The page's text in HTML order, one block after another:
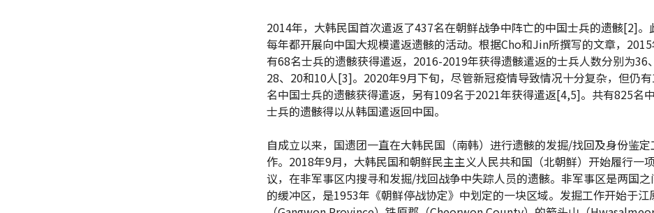
2014年，大韩民国首次遣返了437名在朝鲜战争中阵亡的中国士兵的遗骸[2]。
每年都开展向中国大规模遣返遗骸的活动。根据Cho和Jin所撰写的文章，
有68名士兵的遗骸获得遣返，2016-2019年获得遗骸遣返的士兵人数分别为36、
28、20和10人[3]。2020年9月下旬，尽管新冠疫情导致情况十分复杂，但仍
名中国士兵的遗骸获得遣返，另有109名于2021年获得遣返[4,5]。共有825名
士兵的遗骸得以从韩国遣返回中国。
自成立以来，国遗团一直在大韩民国（南韩）进行遗骸的发掘/找回及身份鉴定
作。2018年9月，大韩民国和朝鲜民主主义人民共和国（北朝鲜）开始履行一
议，在非军事区内搜寻和发掘/找回战争中失踪人员的遗骸。非军事区是两国之
的缓冲区，是1953年《朝鲜停战协定》中划定的一块区域。发掘工作开始于江